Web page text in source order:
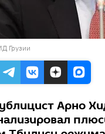
Грузии
Арно